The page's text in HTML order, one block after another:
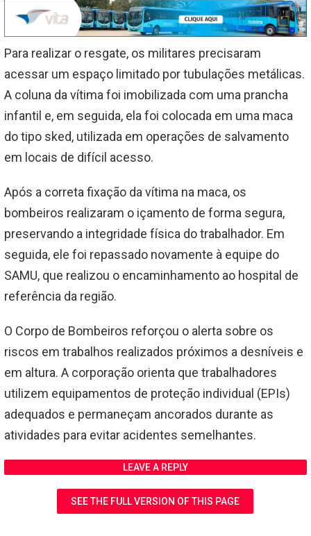
Para realizar o resgate, os militares precisaram
acessar um espaço limitado por tubulações metálicas.
A coluna da vítima foi imobilizada com uma prancha
infantil e, em seguida, ela foi colocada em uma maca
do tipo sked, utilizada em operações de salvamento
em locais de difícil acesso.
Após a correta fixação da vítima na maca, os
bombeiros realizaram o içamento de forma segura,
preservando a integridade física do trabalhador. Em
seguida, ele foi repassado novamente à equipe do
SAMU, que realizou o encaminhamento ao hospital de
referência da região.
O Corpo de Bombeiros reforçou o alerta sobre os
riscos em trabalhos realizados próximos a desníveis e
em altura. A corporação orienta que trabalhadores
utilizem equipamentos de proteção individual (EPIs)
adequados e permaneçam ancorados durante as
atividades para evitar acidentes semelhantes.
LEAVE A REPLY
SEE THE FULL VERSION OF THIS PAGE